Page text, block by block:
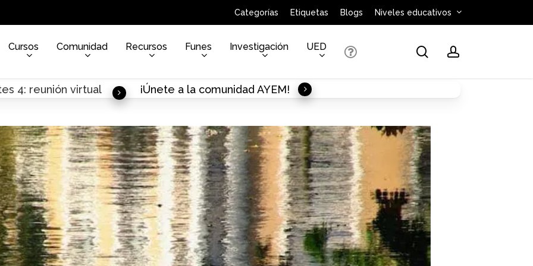
Categorías Etiquetas Blogs Niveles educativos
Cursos Comunidad Recursos Funes Investigación UED searchaccount
4: reunión virtual ¡Únete a la comunidad AYEM!